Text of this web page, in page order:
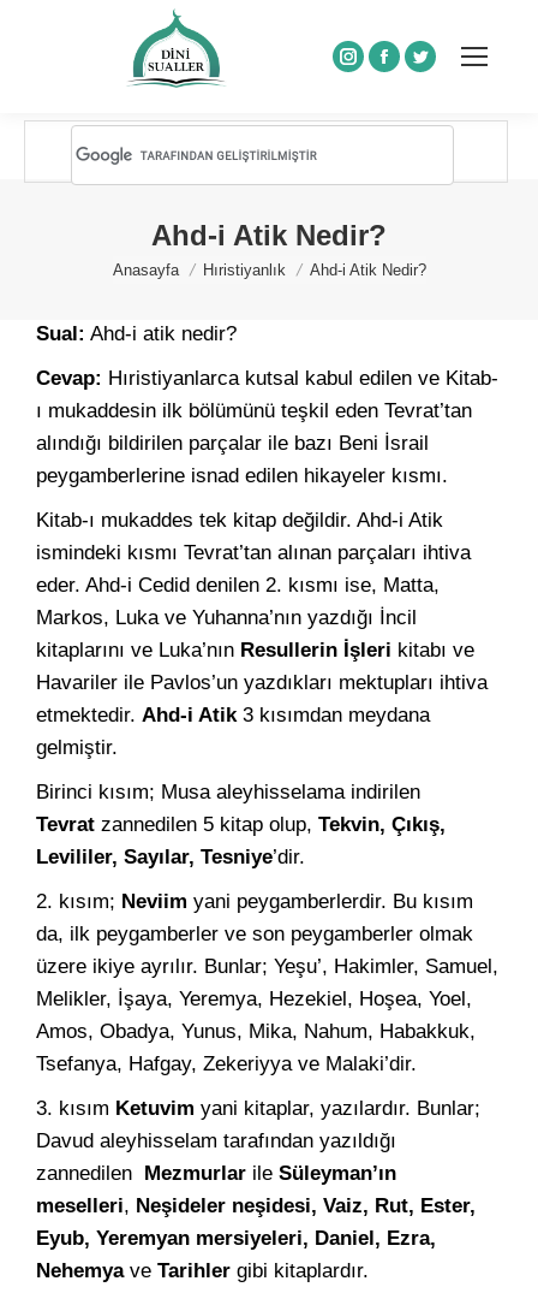
Instagram
Facebook
Twitter
Ahd-i Atik Nedir?
You are here:
Anasayfa Hıristiyanlık Ahd-i Atik Nedir?
Sual: Ahd-i atik nedir?
Cevap: Hıristiyanlarca kutsal kabul edilen ve Kitab-
ı mukaddesin ilk bölümünü teşkil eden Tevrat’tan
alındığı bildirilen parçalar ile bazı Beni İsrail
peygamberlerine isnad edilen hikayeler kısmı.
Kitab-ı mukaddes tek kitap değildir. Ahd-i Atik
ismindeki kısmı Tevrat’tan alınan parçaları ihtiva
eder. Ahd-i Cedid denilen 2. kısmı ise, Matta,
Markos, Luka ve Yuhanna’nın yazdığı İncil
kitaplarını ve Luka’nın Resullerin İşleri kitabı ve
Havariler ile Pavlos’un yazdıkları mektupları ihtiva
etmektedir. Ahd-i Atik3 kısımdan meydana
gelmiştir.
Birinci kısım; Musa aleyhisselama indirilen
Tevrat zannedilen 5 kitap olup, Tekvin, Çıkış,
Levililer, Sayılar, Tesniye’dir.
2. kısım; Neviim yani peygamberlerdir. Bu kısım
da, ilk peygamberler ve son peygamberler olmak
üzere ikiye ayrılır. Bunlar; Yeşu’, Hakimler, Samuel,
Melikler, İşaya, Yeremya, Hezekiel, Hoşea, Yoel,
Amos, Obadya, Yunus, Mika, Nahum, Habakkuk,
Tsefanya, Hafgay, Zekeriyya ve Malaki’dir.
3. kısım Ketuvim yani kitaplar, yazılardır. Bunlar;
Davud aleyhisselam tarafından yazıldığı
zannedilen Mezmurlar ile Süleyman’ın
meselleri, Neşideler neşidesi, Vaiz, Rut, Ester,
Eyub, Yeremyan mersiyeleri, Daniel, Ezra,
Nehemyave Tarihler gibi kitaplardır.